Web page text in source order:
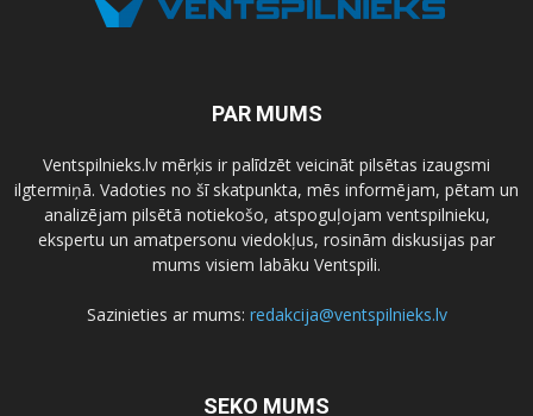
PAR MUMS
Ventspilnieks.lv mērķis ir palīdzēt veicināt pilsētas izaugsmi
ilgtermiņā. Vadoties no šī skatpunkta, mēs informējam, pētam un
analizējam pilsētā notiekošo, atspoguļojam ventspilnieku,
ekspertu un amatpersonu viedokļus, rosinām diskusijas par
mums visiem labāku Ventspili.
Sazinieties ar mums: redakcija@ventspilnieks.lv
SEKO MUMS